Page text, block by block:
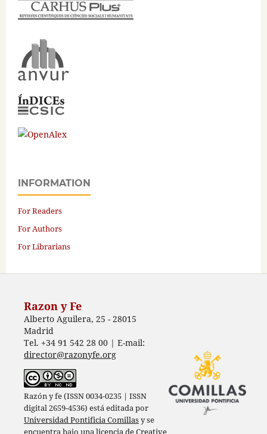
INFORMATION
For Readers
For Authors
For Librarians
Razon y Fe
Alberto Aguilera, 25 - 28015
Madrid
Tel. +34 91 542 28 00 | E-mail:
director@razonyfe.org
Razón y fe (ISSN 0034-0235 | ISSN
digital 2659-4536) está editada por
Universidad Pontificia Comillasy se